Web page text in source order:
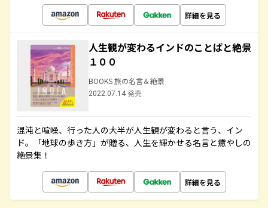
詳細を見る
人生観が変わるインドのことばと絶景
１００
BOOKS 旅の名言＆絶景
2022.07.14 発売
混沌と喧噪、行った人の大半が人生観が変わると言う、イン
ド。「地球の歩き方」が贈る、人生を輝かせる名言と癒やしの
絶景集！
詳細を見る